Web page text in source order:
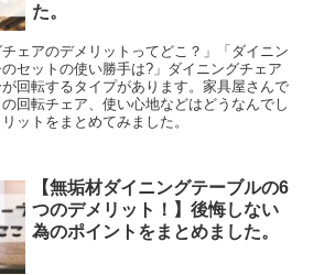
た。
チェアのデメリットってどこ？」「ダイニン
セットの使い勝手は?」ダイニングチェア
回転するタイプがあります。家具屋さんで
回転チェア、使い心地などはどうなんでし
ットをまとめてみました。
【無垢材ダイニングテーブルの6
つのデメリット！】後悔しない
為のポイントをまとめました。